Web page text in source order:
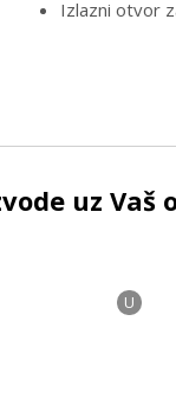
Izlazni otvor
uz Vaš
U